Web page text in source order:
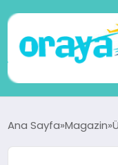
SAĞLIK
Ana Sayfa Magazin